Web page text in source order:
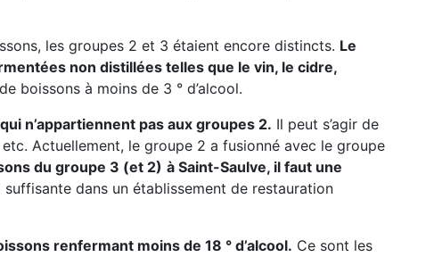
les groupes 2 et 3 étaient encore distincts. Le
non distillées telles que le vin, le cidre,
boissons à moins de 3 ° d’alcool.
n’appartiennent pas aux groupes 2. Il peut s’agir de
Actuellement, le groupe 2 a fusionné avec le groupe
du groupe 3 (et 2) à Saint-Saulve, il faut une
dans un établissement de restauration
renfermant moins de 18 ° d’alcool. Ce sont les